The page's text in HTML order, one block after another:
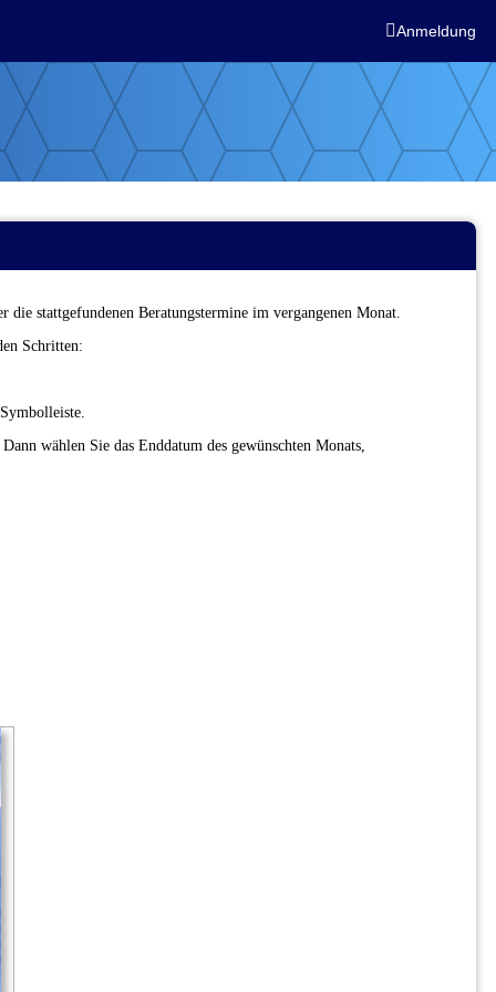
Anmeldung
stattgefundenen Beratungstermine im vergangenen Monat.
Schritten:
wählen Sie das Enddatum des gewünschten Monats,